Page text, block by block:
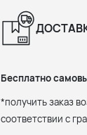
Бесплатно
*получить заказ
соответствии с